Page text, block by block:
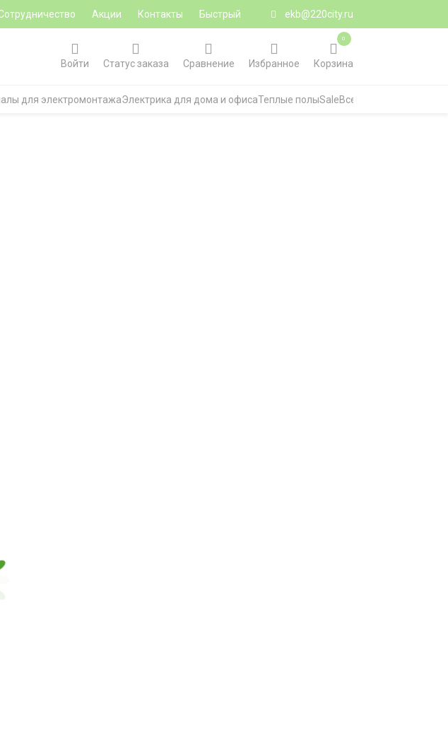
Акции Контакты
Быстрый
ekb@220city.ru
Войти
Статус заказа Сравнение Избранное Корзина
0
для электромонтажаЭлектрика для дома и офисаТеплые полыSaleВсе категории